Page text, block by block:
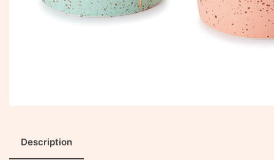
Description